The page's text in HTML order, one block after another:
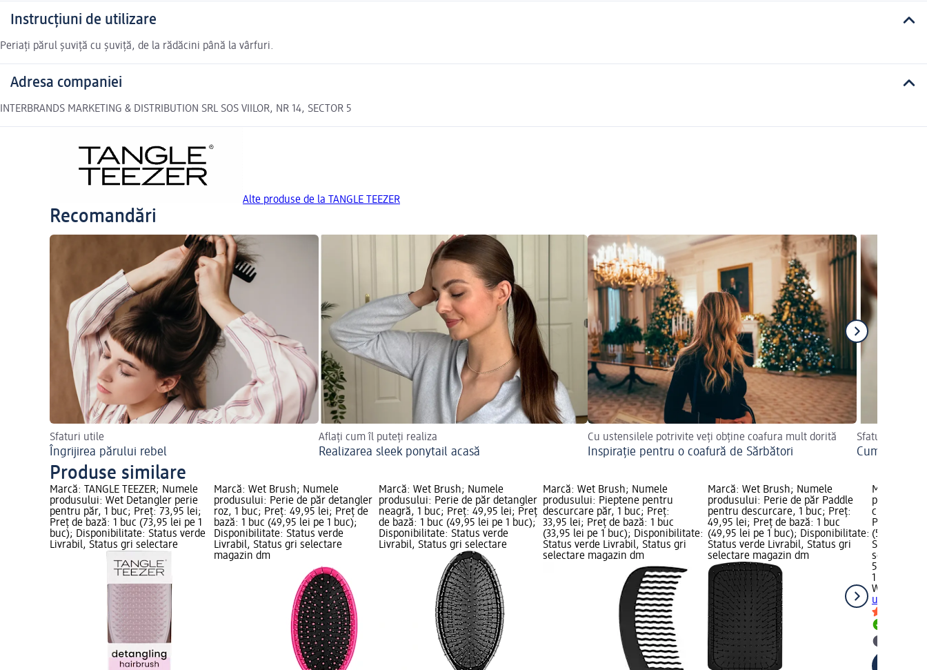
Instrucțiuni de utilizare
Periați părul șuviță cu șuviță, de la rădăcini până la vârfuri.
Adresa companiei
INTERBRANDS MARKETING & DISTRIBUTION SRL SOS VIILOR, NR 14, SECTOR 5
Alte produse de la TANGLE TEEZER
Recomandări
Sfaturi utile
Îngrijirea părului rebel
Aflați cum îl puteți realiza
Realizarea sleek ponytail acasă
Cu ustensilele potrivite veți obține coafura mult dorită
Inspirație pentru o coafură de Sărbători
Sfaturile
Cum să vă
Produse similare
Marcă: TANGLE TEEZER; Numele
produsului: Wet Detangler perie
pentru păr, 1 buc; Preț: 73,95 lei;
Preț de bază: 1 buc (73,95 lei pe 1
buc); Disponibilitate: Status verde
Livrabil, Status gri selectare
Marcă: Wet Brush; Numele
produsului: Perie de păr detangler
roz, 1 buc; Preț: 49,95 lei; Preț de
bază: 1 buc (49,95 lei pe 1 buc);
Disponibilitate: Status verde
Livrabil, Status gri selectare
magazin dm
Marcă: Wet Brush; Numele
produsului: Perie de păr detangler
neagră, 1 buc; Preț: 49,95 lei; Preț
de bază: 1 buc (49,95 lei pe 1 buc);
Disponibilitate: Status verde
Livrabil, Status gri selectare
Marcă: Wet Brush; Numele
produsului: Pieptene pentru
descurcare păr, 1 buc; Preț:
33,95 lei; Preț de bază: 1 buc
(33,95 lei pe 1 buc); Disponibilitate:
Status verde Livrabil, Status gri
selectare magazin dm
Marcă: Wet Brush; Numele
produsului: Perie de păr Paddle
pentru descurcare, 1 buc; Preț:
49,95 lei; Preț de bază: 1 buc
(49,95 lei pe 1 buc); Disponibilitate:
Status verde Livrabil, Status gri
selectare magazin dm
Marcă:
produsului:
cu ulei de
Preț: 53,95
(53,95 lei
Status
selectare
53,95 lei
1 buc
Wet Brush
ulei de